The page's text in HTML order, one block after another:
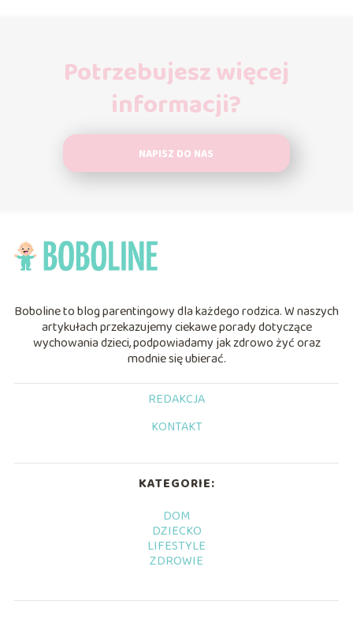
Potrzebujesz więcej
informacji?
NAPISZ DO NAS
Boboline to blog parentingowy dla każdego rodzica. W naszych
artykułach przekazujemy ciekawe porady dotyczące
wychowania dzieci, podpowiadamy jak zdrowo żyć oraz
modnie się ubierać.
REDAKCJA
KONTAKT
KATEGORIE:
DOM
DZIECKO
LIFESTYLE
ZDROWIE